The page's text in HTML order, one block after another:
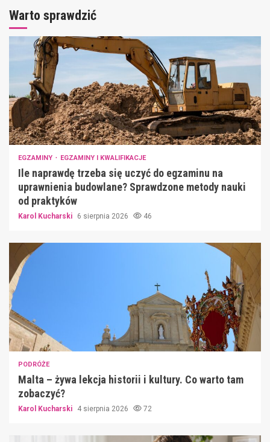
Warto sprawdzić
EGZAMINY EGZAMINY I KWALIFIKACJE
Ile naprawdę trzeba się uczyć do egzaminu na
uprawnienia budowlane? Sprawdzone metody nauki
od praktyków
Karol Kucharski 6 sierpnia 2026 46
PODRÓŻE
Malta – żywa lekcja historii i kultury. Co warto tam
zobaczyć?
Karol Kucharski 4 sierpnia 2026 72